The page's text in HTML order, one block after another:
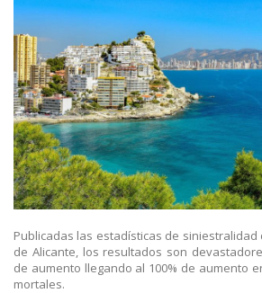
Publicadas las estadísticas de siniestralidad
de Alicante, los resultados son
de aumento llegando al 100% de aumento
mortales.